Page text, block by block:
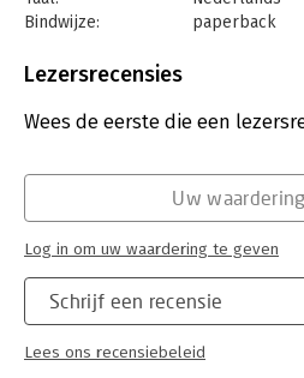
Bindwijze:
paperback
Uitgever:
Verschijningsdatum:
31-5-2022
Thrillers en
Lezersrecensies
Wees de eerste die een
Schrijf een recensie
Lees ons recensiebeleid
Uw
Log in om uw waardering te geven